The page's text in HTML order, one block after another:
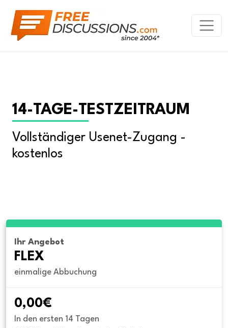
14-TAGE-TESTZEITRAUM
Vollständiger Usenet-Zugang -
kostenlos
Ihr Angebot
FLEX
einmalige Abbuchung
0,00€
In den ersten 14 Tagen